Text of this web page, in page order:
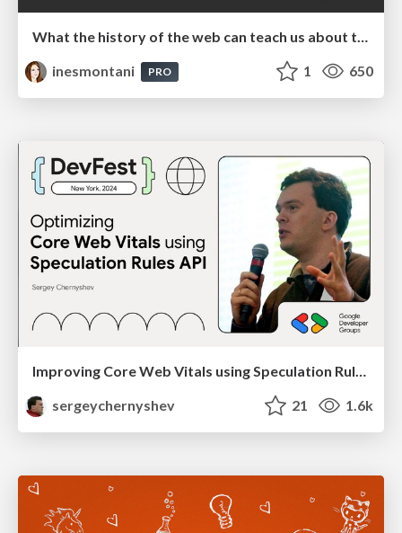
What the history of the web can teach us about the future of AI
inesmontani
PRO 1 650
Improving Core Web Vitals using Speculation Rules API
sergeychernyshev
21 1.6k